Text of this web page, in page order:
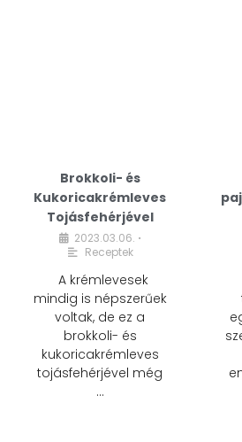
Brokkoli- és
Kukoricakrémleves
Tojásfehérjével
2023.03.06. •
Receptek
A krémlevesek
mindig is népszerűek
voltak, de ez a
brokkoli- és
kukoricakrémleves
tojásfehérjével még
…